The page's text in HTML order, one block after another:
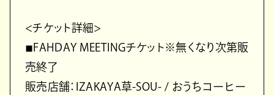
<チケット詳細>
◾︎FAHDAY MEETINGチケット※無くなり次第販
売終了
販売店舗：IZAKAYA草-SOU- / おうちコーヒー